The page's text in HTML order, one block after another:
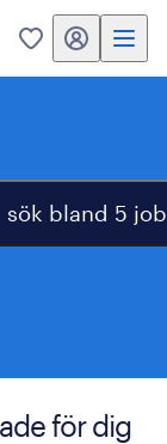
0 mitt randstad
sök bland 5
för dig